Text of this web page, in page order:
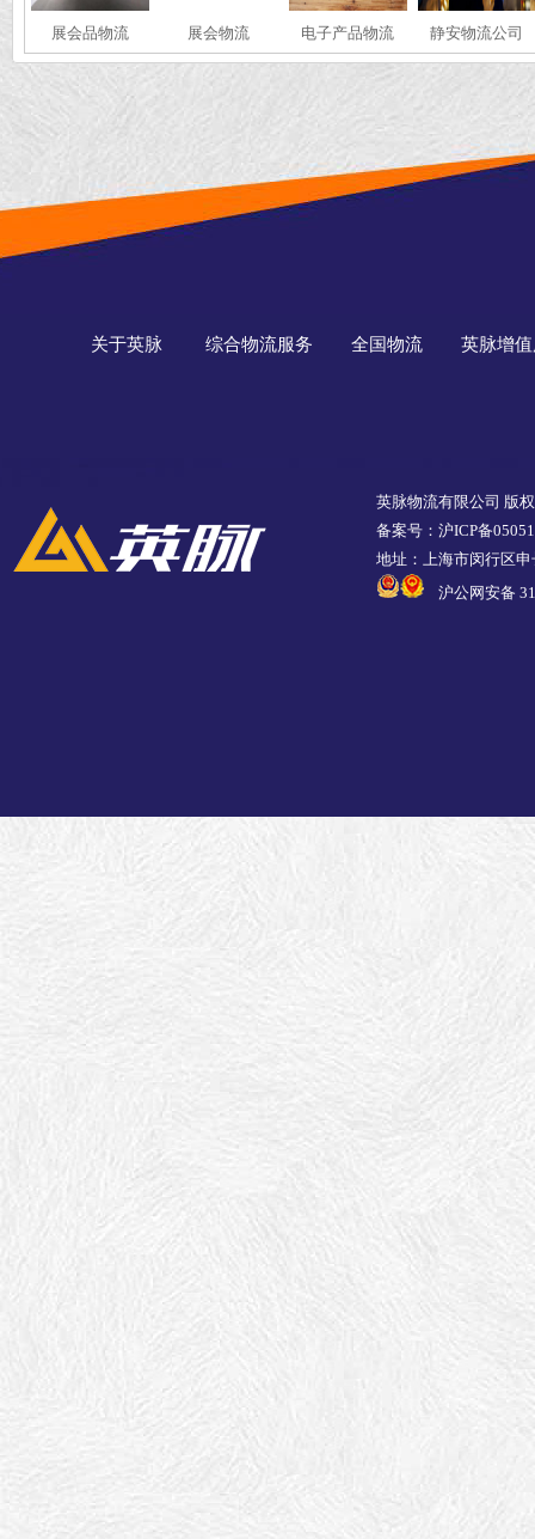
展会品物流 展会物流 电子产品物流 静安物流公司
关于英脉 综合物流服务 全国物流 英脉增
英脉物流有限公司 版
备案号：沪ICP备
地址：上海市闵行区
沪公网安备